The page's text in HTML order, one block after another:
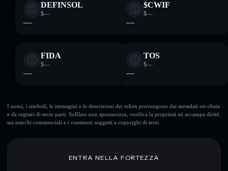
DEFINSOL
$—
—
$CWIF
$—
—
FIDA
$—
—
TOS
$—
—
I nomi, i simboli, le immagini e le descrizioni dei token provengono dai metadati on-chain
e da registri di terze parti. Solflare non sponsorizza, verifica la proprietà né accampa diritti
sui marchi commerciali e i contenuti soggetti a copyright di terzi.
ENTRA NELLA FORTEZZA